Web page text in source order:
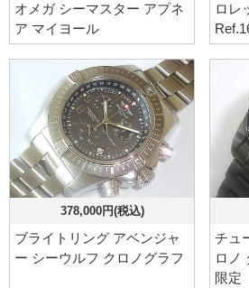
オメガ シーマスター アプネ
ア マイヨール
ロレ
378,000円(税込)
ブライトリング アベンジャ
ー シーウルフ クロノグラフ
チュ
ロノ
限定